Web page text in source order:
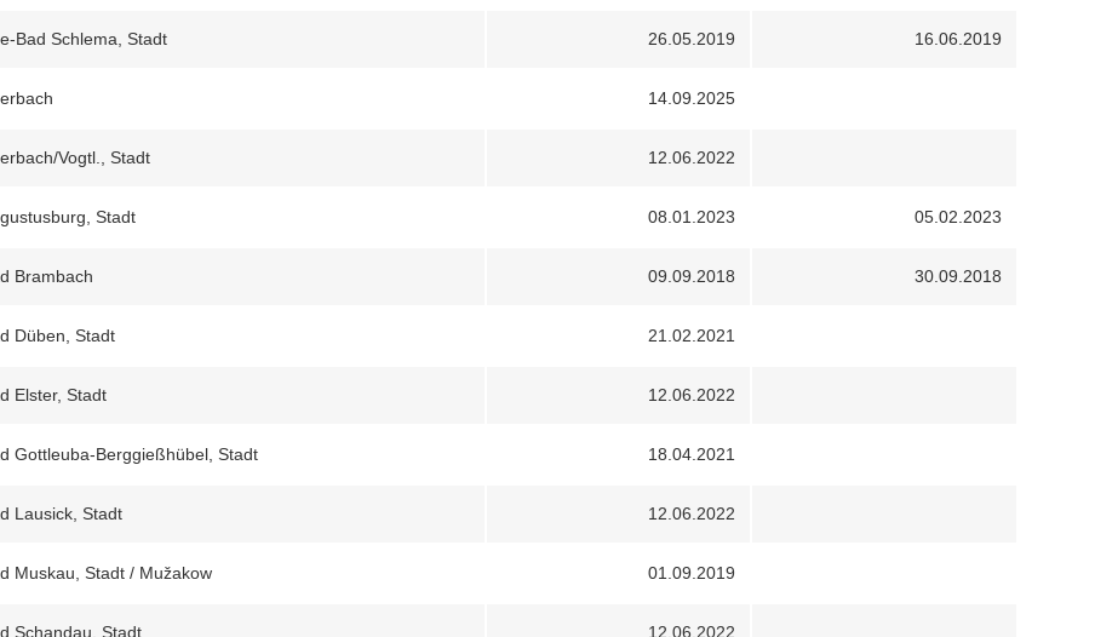
Bad Schlema, Stadt 26.05.2019 16.06.2019
14.09.2025
Vogtl., Stadt 12.06.2022
Stadt 08.01.2023 05.02.2023
Brambach 09.09.2018 30.09.2018
Düben, Stadt 21.02.2021
Elster, Stadt 12.06.2022
Gottleuba-Berggießhübel, Stadt 18.04.2021
Lausick, Stadt 12.06.2022
Muskau, Stadt / Mužakow 01.09.2019
Schandau, Stadt 12.06.2022